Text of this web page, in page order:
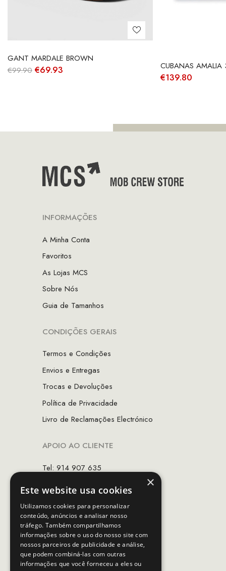
GANT MARDALE BROWN
€99.90 O
€69.93 CUBANAS
€139.80
INFORMAÇÕES
A Minha Conta
Favoritos
As Lojas MCS
Sobre Nós
Guia de Tamanhos
CONDIÇÕES GERAIS
Termos e Condições
Envios e Entregas
Trocas e Devoluções
Política de Privacidade
Livro de Reclamações Electrónico
APOIO AO CLIENTE
Tel: 914 907 635
Horário de contacto:
Dias úteis das 10h as 19h
SEGUE-NOS
×
Este website usa cookies
Utilizamos cookies para personalizar
conteúdo, anúncios e analisar nosso
tráfego. Também compartilhamos
informações sobre o uso do nosso site com
nossos parceiros de publicidade e análise,
que podem combiná-las com outras
informações que você forneceu a eles ou